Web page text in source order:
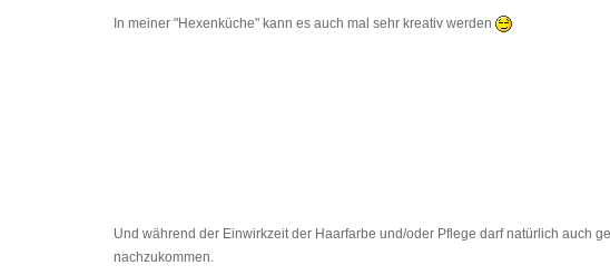
In meiner "Hexenküche" kann es auch mal sehr kreativ werden
Und während der Einwirkzeit der Haarfarbe und/oder Pflege darf natürlich auch
nachzukommen.